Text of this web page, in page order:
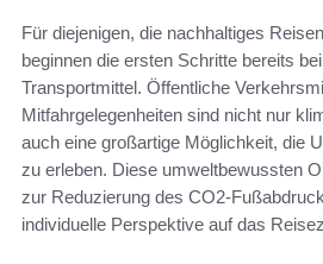
Für diejenigen, die nachhaltiges
beginnen die ersten Schritte bereits
Transportmittel. Öffentliche
Mitfahrgelegenheiten sind nicht nur
auch eine großartige Möglichkeit, die
zu erleben. Diese umweltbewussten
zur Reduzierung des CO2-
individuelle Perspektive auf das